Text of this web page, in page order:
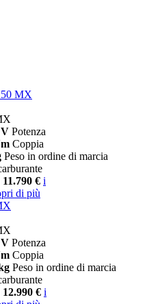
MX
Potenza
Coppia
Peso in ordine di marcia
€ i
di più
Potenza
Coppia
Peso in ordine di marcia
€ i